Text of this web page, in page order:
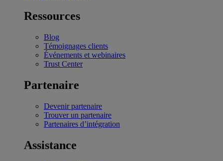
Ressources
Blog
Témoignages clients
Événements et webinaires
Trust Center
Partenaire
Devenir partenaire
Trouver un partenaire
Partenaires d’intégration
Assistance